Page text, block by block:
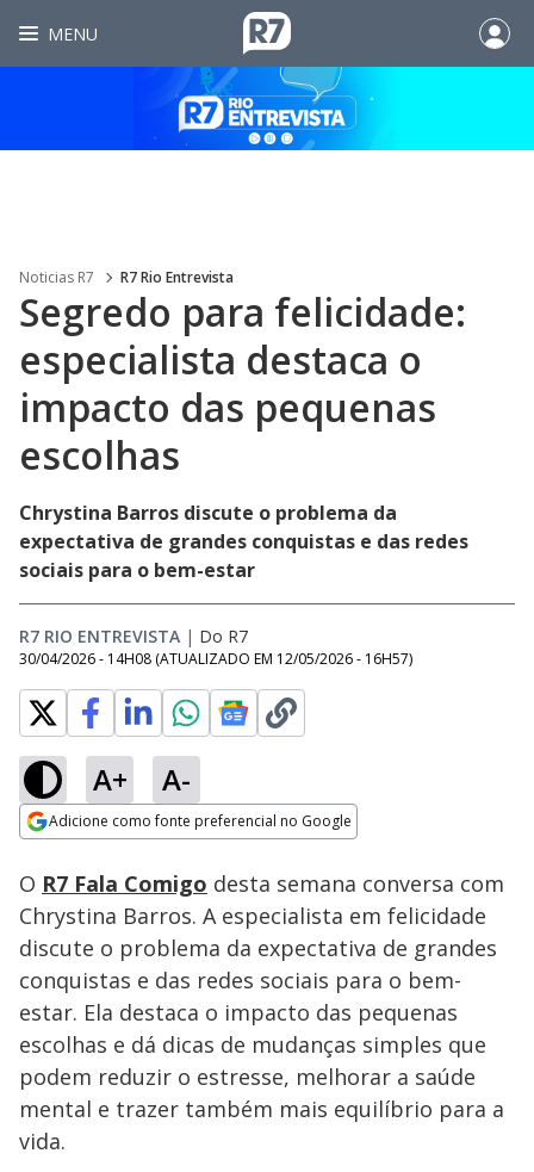
MENU
Noticias R7 R7 Rio Entrevista
Segredo para felicidade:
especialista destaca o
impacto das pequenas
escolhas
Chrystina Barros discute o problema da
expectativa de grandes conquistas e das redes
sociais para o bem-estar
R7 RIO ENTREVISTA | Do R7
30/04/2026 - 14H08 (ATUALIZADO EM 12/05/2026 - 16H57)
A+ A-
Adicione como fonte preferencial no Google
Ativar
Loaded:
4.21%
O R7 Fala Comigo desta semana conversa com
Chrystina Barros. A especialista em felicidade
discute o problema da expectativa de grandes
conquistas e das redes sociais para o bem-
estar. Ela destaca o impacto das pequenas
escolhas e dá dicas de mudanças simples que
podem reduzir o estresse, melhorar a saúde
mental e trazer também mais equilíbrio para a
vida.